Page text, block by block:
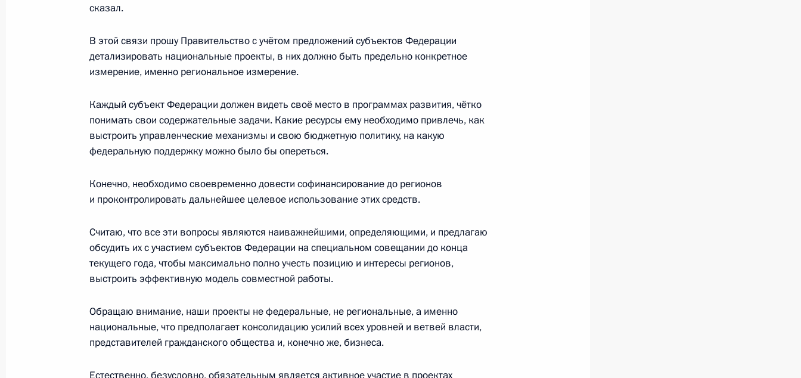
Второе заседание рабочей группы Госсовета по вопросу
о национальных целях и стратегических задачах развития
страны на период до 2024 года
2 ноября 2018 года, 17:00
Заседание Совета по стратегическому развитию и нацпроектам
24 октября 2018 года, 22:30
Заседание Совета по стратегическому развитию и приоритетным
25 ноября 2016 года, 14:45
проектам
13 июля 2016 года, 15:30
сказал.
В этой связи прошу Правительство с учётом предложений субъектов Федерации
детализировать национальные проекты, в них должно быть предельно конкретное
измерение, именно региональное измерение.
Каждый субъект Федерации должен видеть своё место в программах развития, чётко
понимать свои содержательные задачи. Какие ресурсы ему необходимо привлечь, как
выстроить управленческие механизмы и свою бюджетную политику, на какую
федеральную поддержку можно было бы опереться.
Конечно, необходимо своевременно довести софинансирование до регионов
и проконтролировать дальнейшее целевое использование этих средств.
Считаю, что все эти вопросы являются наиважнейшими, определяющими, и предлагаю
обсудить их с участием субъектов Федерации на специальном совещании до конца
текущего года, чтобы максимально полно учесть позицию и интересы регионов,
выстроить эффективную модель совместной работы.
Обращаю внимание, наши проекты не федеральные, не региональные, а именно
национальные, что предполагает консолидацию усилий всех уровней и ветвей власти,
представителей гражданского общества и, конечно же, бизнеса.
Естественно, безусловно, обязательным является активное участие в проектах